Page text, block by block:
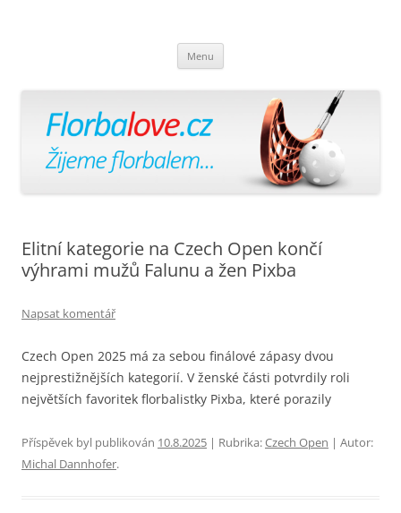
Menu
webu
Elitní kategorie na Czech Open končí
výhrami mužů Falunu a žen Pixba
Napsat komentář
Czech Open 2025 má za sebou finálové zápasy dvou
nejprestižnějších kategorií. V ženské části potvrdily roli
největších favoritek florbalistky Pixba, které porazily
Příspěvek byl publikován 10.8.2025 | Rubrika:Czech Open | Autor:
Michal Dannhofer.